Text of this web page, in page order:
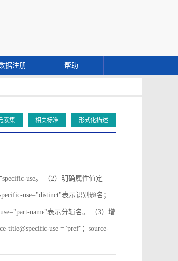
据注册 帮助
素集 相关标准 形式化描述
use。 （2）明确属性值定
use="distinct"表示识别题名；
name"表示分辑名。 （3）增
title@specific-use ="pref"；source-